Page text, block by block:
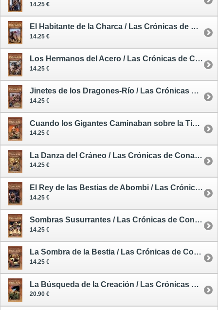
14.25 €
El Habitante de la Charca / Las Crónicas de Conan 7 - cómic
14.25 €
Los Hermanos del Acero / Las Crónicas de Conan 8 - cómic
14.25 €
Jinetes de los Dragones-Río / Las Crónicas de Conan 9 - cómic
14.25 €
Cuando los Gigantes Caminaban sobre la Tierra / Las Crónicas de Conan 10 - cómic
14.25 €
La Danza del Cráneo / Las Crónicas de Conan 11 - cómic
14.25 €
El Rey de las Bestias de Abombi / Las Crónicas de Conan 12 - cómic
14.25 €
Sombras Susurrantes / Las Crónicas de Conan 13 - cómic
14.25 €
La Sombra de la Bestia / Las Crónicas de Conan 14 - cómic
14.25 €
La Búsqueda de la Creación / Las Crónicas de Conan 17 - cómic
20.90 €